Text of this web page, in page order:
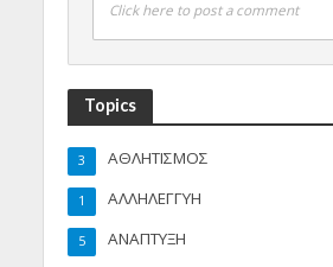
Click here to post a comment
Topics
ΑΘΛΗΤΙΣΜΟΣ
3
ΑΛΛΗΛΕΓΓΥΗ
1
ΑΝΑΠΤΥΞΗ
5